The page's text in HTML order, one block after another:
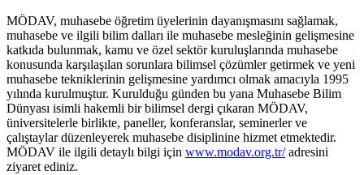
MÖDAV, muhasebe öğretim üyelerinin dayanışmasını sağlamak,
muhasebe ve ilgili bilim dalları ile muhasebe mesleğinin gelişmesine
katkıda bulunmak, kamu ve özel sektör kuruluşlarında muhasebe
konusunda karşılaşılan sorunlara bilimsel çözümler getirmek ve yeni
muhasebe tekniklerinin gelişmesine yardımcı olmak amacıyla 1995
yılında kurulmuştur. Kurulduğu günden bu yana Muhasebe Bilim
Dünyası isimli hakemli bir bilimsel dergi çıkaran MÖDAV,
üniversitelerle birlikte, paneller, konferanslar, seminerler ve
çalıştaylar düzenleyerek muhasebe disiplinine hizmet etmektedir.
MÖDAV ile ilgili detaylı bilgi için www.modav.org.tr/adresini
ziyaret ediniz.